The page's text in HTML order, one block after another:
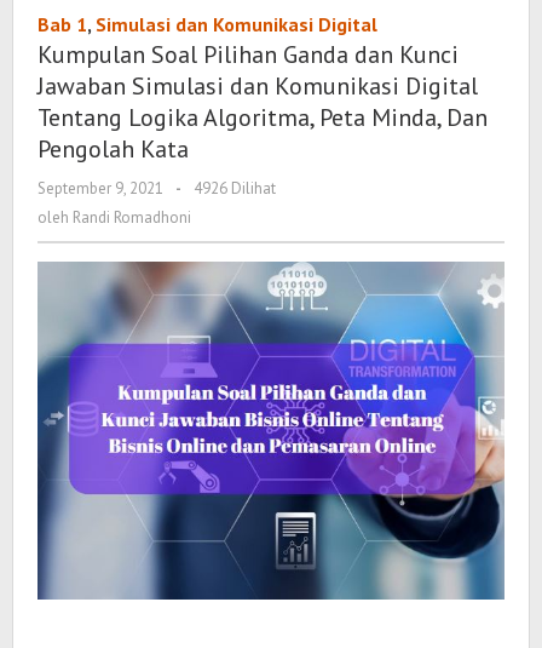
Ganda
dan
Kunci
Jawaban
Digital
Tentang
Logika
Algoritma,
Peta
Minda,
Dan
Pengolah
Kata
Bab 1, Simulasi dan Komunikasi Digital
Kumpulan Soal Pilihan Ganda dan Kunci
Jawaban Simulasi dan Komunikasi Digital
Tentang Logika Algoritma, Peta Minda, Dan
Pengolah Kata
September 9, 2021
oleh
Randi
-
4926 Dilihat
oleh Randi Romadhoni